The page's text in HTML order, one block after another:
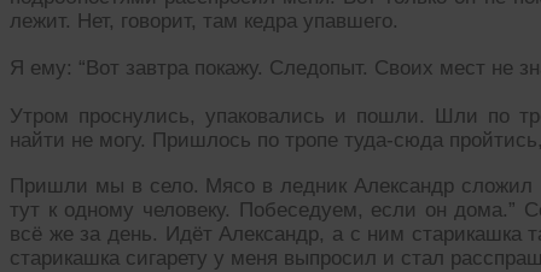
лежит. Нет, говорит, там кедра упавшего.
Я ему: “Вот завтра покажу. Следопыт. Своих мест не
Утром проснулись, упаковались и пошли. Шли по
найти не могу. Пришлось по тропе туда-сюда
Пришли мы в село. Мясо в ледник Александр сложил
тут к одному человеку. Побеседуем, если он дома.”
всё же за день. Идёт Александр, а с ним старикашка
старикашка сигарету у меня выпросил и стал